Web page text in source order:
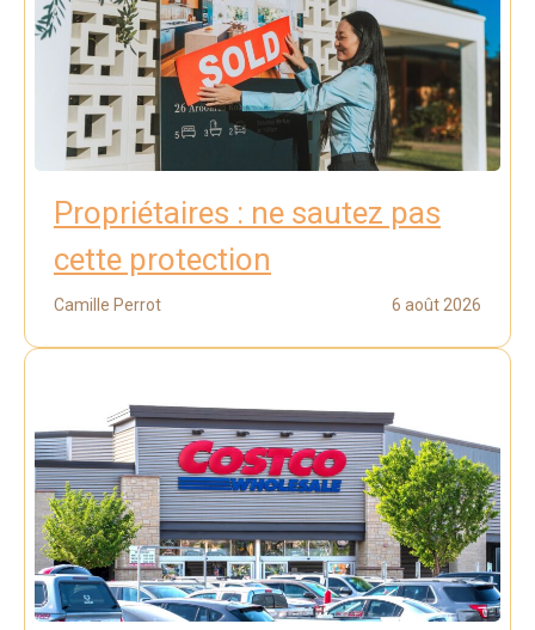
Propriétaires : ne sautez pas
cette protection
Camille Perrot 6 août 2026